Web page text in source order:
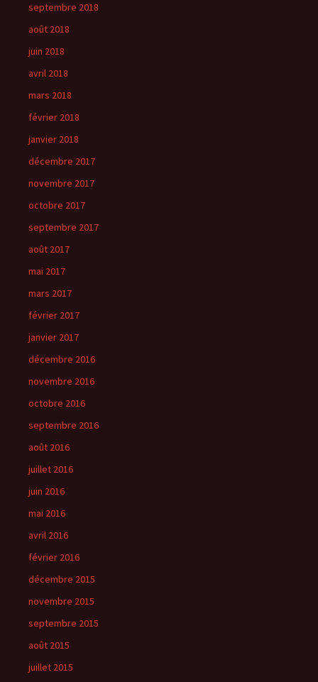
septembre 2018
août 2018
juin 2018
avril 2018
mars 2018
février 2018
janvier 2018
décembre 2017
novembre 2017
octobre 2017
septembre 2017
août 2017
mai 2017
mars 2017
février 2017
janvier 2017
décembre 2016
novembre 2016
octobre 2016
septembre 2016
août 2016
juillet 2016
juin 2016
mai 2016
avril 2016
février 2016
décembre 2015
novembre 2015
septembre 2015
août 2015
juillet 2015